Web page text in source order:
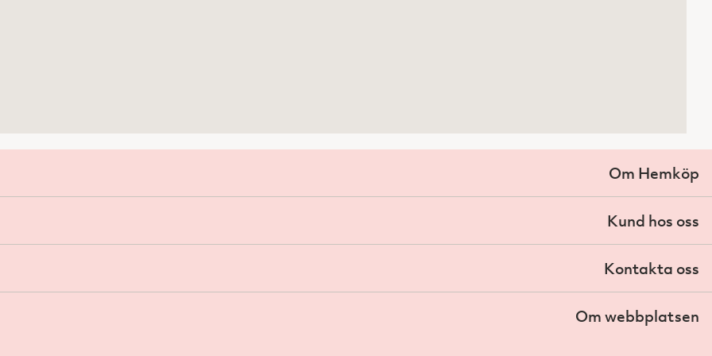
Om Hemköp
Kund hos oss
Kontakta oss
Om webbplatsen